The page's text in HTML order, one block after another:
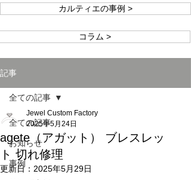
カルティエの事例 >
コラム >
記事
全ての記事
お知らせ
事例
全ての記事
agete（アガット） ブレスレッ
ト 切れ修理
Jewel Custom Factory
2025年5月24日
更新日： 2025年5月29日